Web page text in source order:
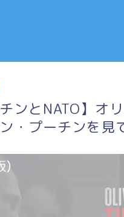
チンとNATO】オ
・プーチンを見